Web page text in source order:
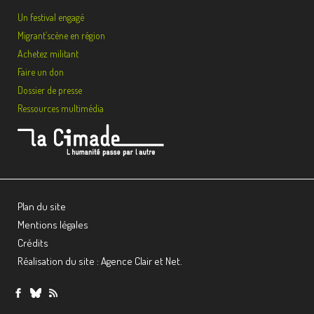
Un festival engagé
Migrant’scène en région
Achetez militant
Faire un don
Dossier de presse
Ressources multimédia
Plan du site
Mentions légales
Crédits
Réalisation du site : Agence Clair et Net.